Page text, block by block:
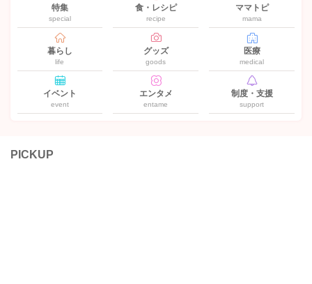
特集
special
食・レシピ
recipe
ママトピ
mama
暮らし
life
グッズ
goods
医療
medical
イベント
event
エンタメ
entame
制度・支援
support
PICKUP